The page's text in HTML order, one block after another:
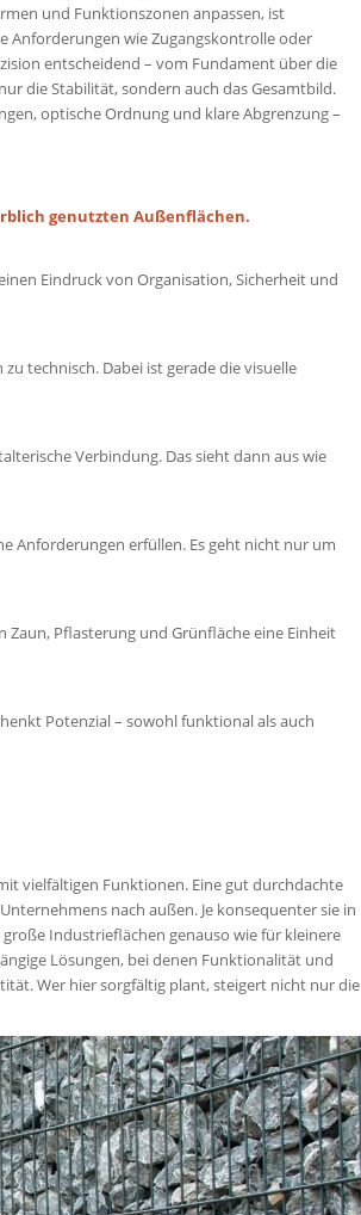
und Funktionszonen anpassen, ist
Anforderungen wie Zugangskontrolle oder
entscheidend – vom Fundament über die
die Stabilität, sondern auch das Gesamtbild.
optische Ordnung und klare Abgrenzung –
genutzten Außenflächen.
Eindruck von Organisation, Sicherheit und
technisch. Dabei ist gerade die visuelle
Verbindung. Das sieht dann aus wie
Anforderungen erfüllen. Es geht nicht nur um
Zaun, Pflasterung und Grünfläche eine Einheit
Potenzial – sowohl funktional als auch
vielfältigen Funktionen. Eine gut durchdachte
nach außen. Je konsequenter sie in
Industrieflächen genauso wie für kleinere
Lösungen, bei denen Funktionalität und
Wer hier sorgfältig plant, steigert nicht nur die